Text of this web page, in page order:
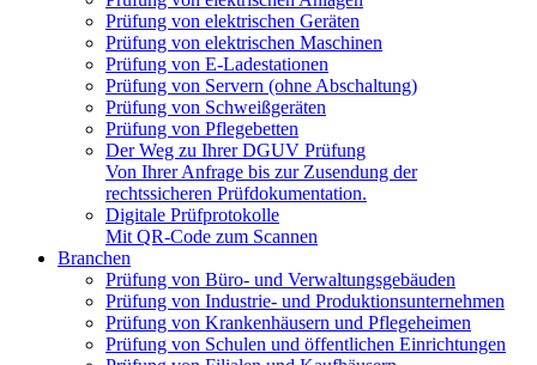
Prüfung von elektrischen Geräten
Prüfung von elektrischen Maschinen
Prüfung von E-Ladestationen
Prüfung von Servern (ohne Abschaltung)
Prüfung von Schweißgeräten
Prüfung von Pflegebetten
Der Weg zu Ihrer DGUV Prüfung
Von Ihrer Anfrage bis zur Zusendung der
rechtssicheren Prüfdokumentation.
Digitale Prüfprotokolle
Mit QR-Code zum Scannen
Branchen
Prüfung von Büro- und Verwaltungsgebäuden
Prüfung von Industrie- und Produktionsunternehmen
Prüfung von Krankenhäusern und Pflegeheimen
Prüfung von Schulen und öffentlichen Einrichtungen